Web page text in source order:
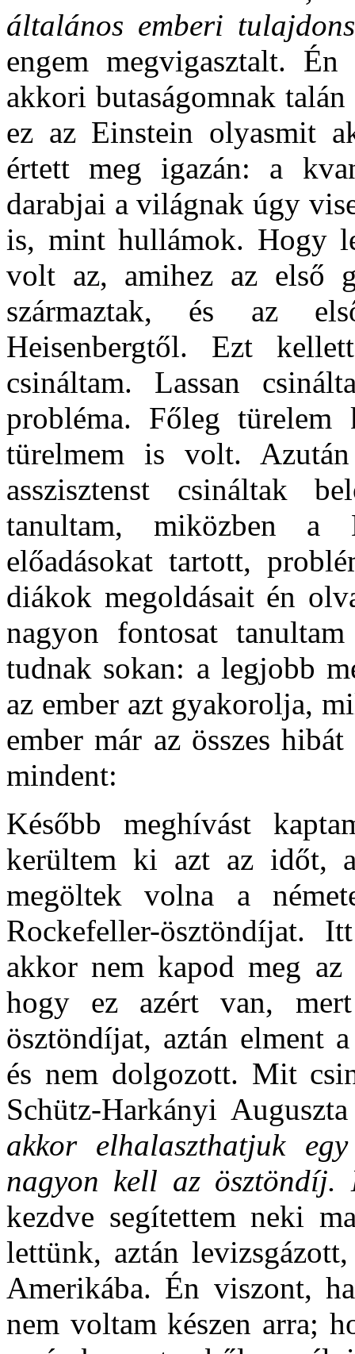
általános emberi
engem megvigasztalt.
akkori butaságomnak
ez az Einstein olyasmit
értett meg igazán: a
darabjai a világnak úgy
is, mint hullámok. Hogy
volt az, amihez az első
származtak, és az
Heisenbergtől. Ezt
csináltam. Lassan
probléma. Főleg türelem
türelmem is volt.
asszisztenst csináltak
tanultam, miközben a
előadásokat tartott,
diákok megoldásait én
nagyon fontosat
tudnak sokan: a legjobb
az ember azt gyakorolja,
ember már az összes
mindent:
Később meghívást
kerültem ki azt az időt,
megöltek volna a
Rockefeller-ösztöndíjat.
akkor nem kapod meg az
hogy ez azért van,
ösztöndíjat, aztán elment
és nem dolgozott. Mit
Schütz-Harkányi
akkor elhalaszthatjuk
nagyon kell az ösztöndíj.
kezdve segítettem neki
lettünk, aztán
Amerikába. Én viszont,
nem voltam készen arra;